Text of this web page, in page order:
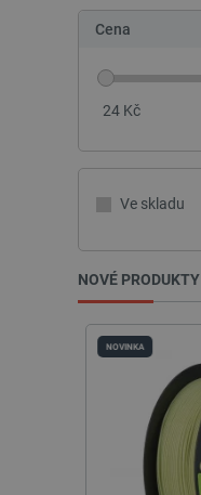
Cena
24 Kč
Ve skladu
NOVÉ PRODUKTY
NOVINKA